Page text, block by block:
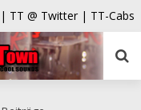
TT @ Twitter | TT-Cabs